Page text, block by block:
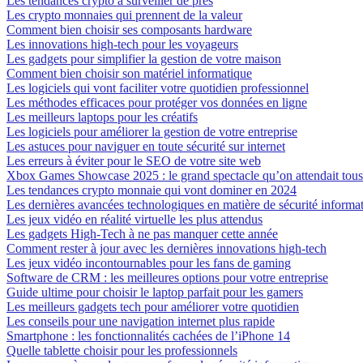
Les crypto monnaies qui prennent de la valeur
Comment bien choisir ses composants hardware
Les innovations high-tech pour les voyageurs
Les gadgets pour simplifier la gestion de votre maison
Comment bien choisir son matériel informatique
Les logiciels qui vont faciliter votre quotidien professionnel
Les méthodes efficaces pour protéger vos données en ligne
Les meilleurs laptops pour les créatifs
Les logiciels pour améliorer la gestion de votre entreprise
Les astuces pour naviguer en toute sécurité sur internet
Les erreurs à éviter pour le SEO de votre site web
Xbox Games Showcase 2025 : le grand spectacle qu’on attendait tous
Les tendances crypto monnaie qui vont dominer en 2024
Les dernières avancées technologiques en matière de sécurité
Les jeux vidéo en réalité virtuelle les plus attendus
Les gadgets High-Tech à ne pas manquer cette année
Comment rester à jour avec les dernières innovations high-tech
Les jeux vidéo incontournables pour les fans de gaming
Software de CRM : les meilleures options pour votre entreprise
Guide ultime pour choisir le laptop parfait pour les gamers
Les meilleurs gadgets tech pour améliorer votre quotidien
Les conseils pour une navigation internet plus rapide
Smartphone : les fonctionnalités cachées de l’iPhone 14
Quelle tablette choisir pour les professionnels